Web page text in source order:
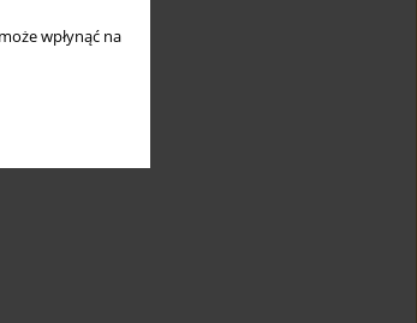
wpłynąć na